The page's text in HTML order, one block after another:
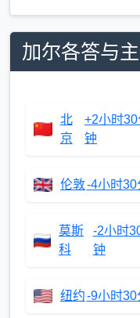
加尔各答与
北
京
+2小时30
钟
伦敦-4小时30
莫斯
科
-2小时
钟
纽约-9小时30